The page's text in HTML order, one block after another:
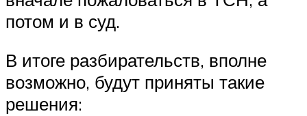
потом и в суд.
В итоге разбирательств, вполне
возможно, будут приняты такие
решения: